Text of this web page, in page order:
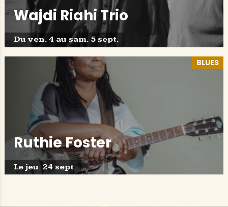
Wajdi Riahi Trio
Du ven. 4 au sam. 5 sept.
BLUES
Ruthie Foster
Le jeu. 24 sept.